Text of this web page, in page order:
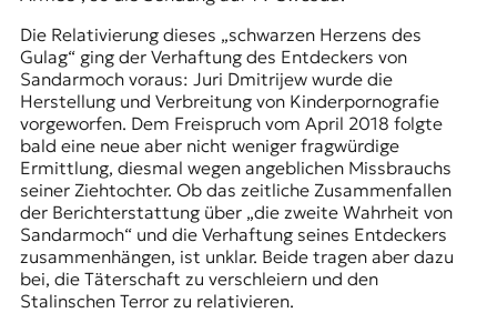
Die Relativierung dieses „schwarzen Herzens des
Gulag“ ging der Verhaftung des Entdeckers von
Sandarmoch voraus: Juri Dmitrijew wurde die
Herstellung und Verbreitung von Kinderpornografie
vorgeworfen. Dem Freispruch vom April 2018 folgte
bald eine neue aber nicht weniger fragwürdige
Ermittlung, diesmal wegen angeblichen Missbrauchs
seiner Ziehtochter. Ob das zeitliche Zusammenfallen
der Berichterstattung über „die zweite Wahrheit von
Sandarmoch“ und die Verhaftung seines Entdeckers
zusammenhängen, ist unklar. Beide tragen aber dazu
bei, die Täterschaft zu verschleiern und den
Stalinschen Terror zu relativieren.